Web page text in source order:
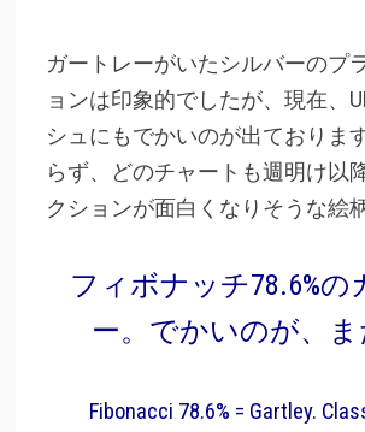
ガートレーがいたシルバーのプ
ョンは印象的でしたが、現在、
シュにもでかいのが出ておりま
らず、どのチャートも週明け以
クションが面白くなりそうな絵
フィボナッチ78.6%の
ー。でかいのが、
Fibonacci 78.6% = Gartley.